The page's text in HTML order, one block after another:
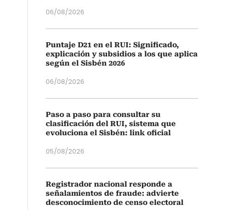
06/08/2026
Puntaje D21 en el RUI: Significado,
explicación y subsidios a los que aplica
según el Sisbén 2026
06/08/2026
Paso a paso para consultar su
clasificación del RUI, sistema que
evoluciona el Sisbén: link oficial
05/08/2026
Registrador nacional responde a
señalamientos de fraude: advierte
desconocimiento de censo electoral